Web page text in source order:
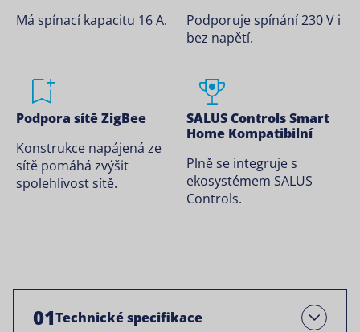
Má spínací kapacitu 16 A.
Podporuje spínání 230 V i
bez napětí.
Podpora sítě ZigBee
Konstrukce napájená ze
sítě pomáhá zvýšit
spolehlivost sítě.
SALUS Controls Smart
Home Kompatibilní
Plně se integruje s
ekosystémem SALUS
Controls.
01Technické specifikace Otevřít